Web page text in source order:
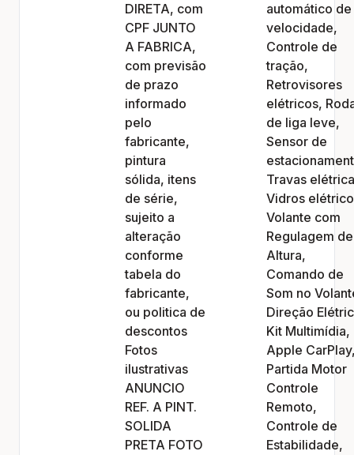
DIRETA, com
CPF JUNTO
A FABRICA,
com previsão
de prazo
informado
pelo
fabricante,
pintura
sólida, itens
de série,
sujeito a
alteração
conforme
tabela do
fabricante,
ou politica de
descontos
Fotos
ilustrativas
ANUNCIO
REF. A PINT.
SOLIDA
PRETA FOTO
automático de
velocidade,
Controle de
tração,
Retrovisores
elétricos,
de liga leve,
Sensor de
Travas
Vidros
Volante com
Regulagem de
Altura,
Comando de
Som no
Direção
Kit Multimídia,
Apple
Partida Motor
Controle
Remoto,
Controle de
Estabilidade,